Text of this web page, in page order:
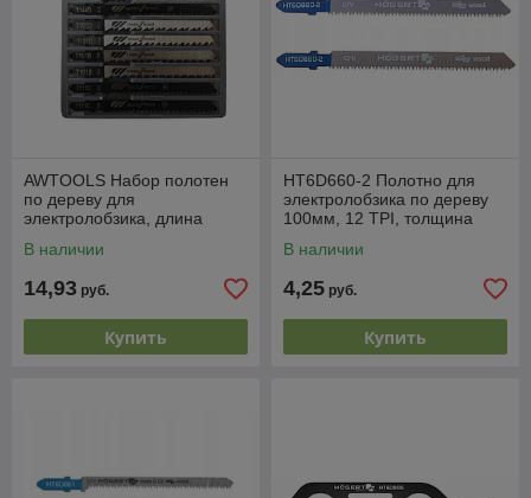
AWTOOLS Набор полотен
по дереву для
электролобзика, длина
HCS, 10шт/набор: T144Dх2;
В наличии
14,93 руб.
Купить
HT6D660-2 Полотно для
электролобзика по дереву
100мм, 12 TPI, толщина
рез (2шт), HOEG
В наличии
4,25 руб.
Купить